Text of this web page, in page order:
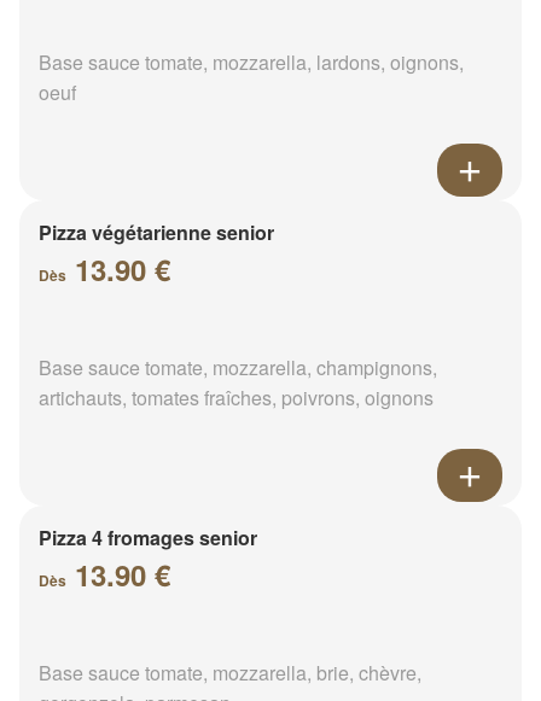
Base sauce tomate, mozzarella, lardons, oignons,
oeuf
Pizza végétarienne senior
Dès 13.90 €
Base sauce tomate, mozzarella, champignons,
artichauts, tomates fraîches, poivrons, oignons
Pizza 4 fromages senior
Dès 13.90 €
Base sauce tomate, mozzarella, brie, chèvre,